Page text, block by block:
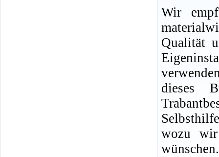
Wir
Qualität
dieses
wozu
wünschen.